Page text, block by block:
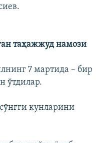
таҳажжуд намози
7 мартида – бир
ўтдилар.
кунларини